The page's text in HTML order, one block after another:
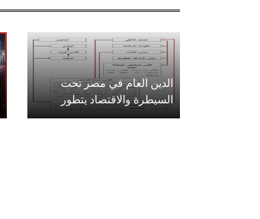
الدين العام في مصر تحت
السيطرة والاقتصاد يتطور